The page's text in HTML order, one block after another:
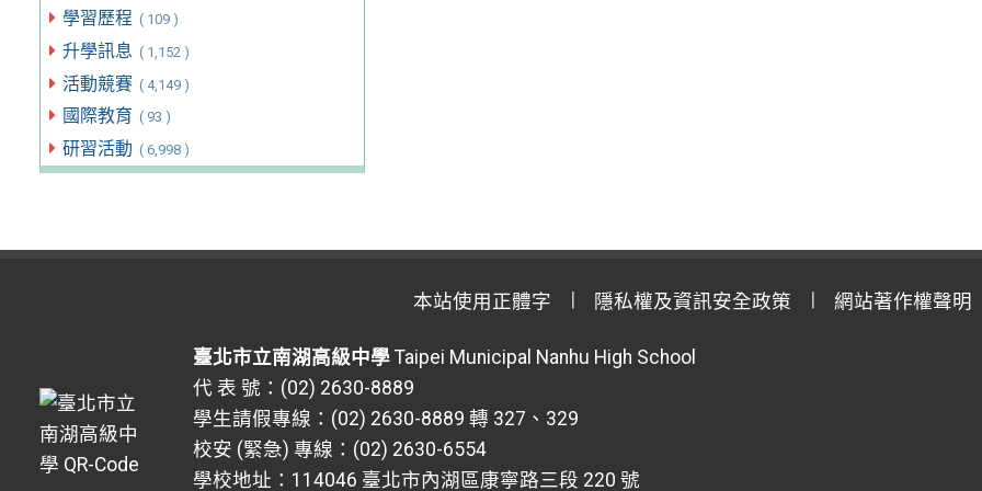
學習歷程 ( 109 )
升學訊息 ( 1,152 )
活動競賽 ( 4,149 )
國際教育 ( 93 )
研習活動 ( 6,998 )
本站使用正體字 隱私權及資訊安全政策 網站著作權聲明
臺北市立南湖高級中學 Taipei Municipal Nanhu High School
代 表 號：(02) 2630-8889
學生請假專線：(02) 2630-8889 轉 327、329
校安 (緊急) 專線：(02) 2630-6554
學校地址：114046 臺北市內湖區康寧路三段 220 號